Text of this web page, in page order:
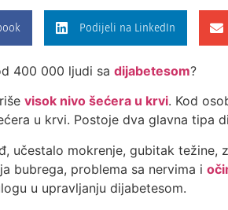
Podijeli na LinkedIn
400 000 ljudi sadijabetesom?
visok nivo šećera u krvi. Kod
u krvi. Postoje dva glavna tipa
učestalo mokrenje, gubitak
bubrega, problema sa nervima i
u upravljanju dijabetesom.